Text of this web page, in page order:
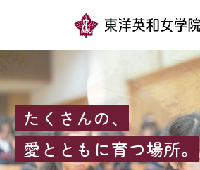
学校紹介
教育の特色
学校生活
たくさんの、
愛とともに育つ場所。